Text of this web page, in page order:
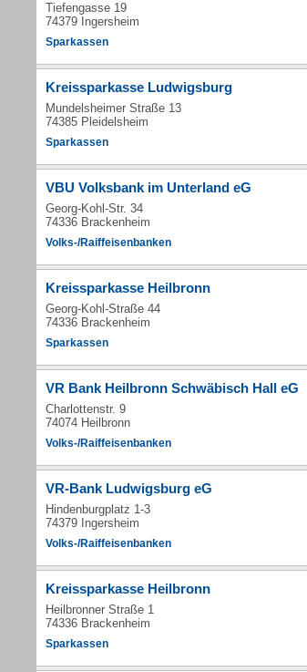
Tiefengasse 19
74379 Ingersheim
Sparkassen
Kreissparkasse Ludwigsburg
Mundelsheimer Straße 13
74385 Pleidelsheim
Sparkassen
VBU Volksbank im Unterland eG
Georg-Kohl-Str. 34
74336 Brackenheim
Volks-/Raiffeisenbanken
Kreissparkasse Heilbronn
Georg-Kohl-Straße 44
74336 Brackenheim
Sparkassen
VR Bank Heilbronn Schwäbisch Hall eG
Charlottenstr. 9
74074 Heilbronn
Volks-/Raiffeisenbanken
VR-Bank Ludwigsburg eG
Hindenburgplatz 1-3
74379 Ingersheim
Volks-/Raiffeisenbanken
Kreissparkasse Heilbronn
Heilbronner Straße 1
74336 Brackenheim
Sparkassen